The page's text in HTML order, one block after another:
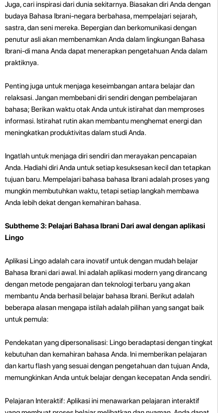
Juga, cari inspirasi dari dunia sekitarnya. Biasakan diri Anda dengan
budaya Bahasa Ibrani-negara berbahasa, mempelajari sejarah,
sastra, dan seni mereka. Bepergian dan berkomunikasi dengan
penutur asli akan membenamkan Anda dalam lingkungan Bahasa
Ibrani-di mana Anda dapat menerapkan pengetahuan Anda dalam
praktiknya.
Penting juga untuk menjaga keseimbangan antara belajar dan
relaksasi. Jangan membebani diri sendiri dengan pembelajaran
bahasa; Berikan waktu otak Anda untuk istirahat dan memproses
informasi. Istirahat rutin akan membantu menghemat energi dan
meningkatkan produktivitas dalam studi Anda.
Ingatlah untuk menjaga diri sendiri dan merayakan pencapaian
Anda. Hadiahi diri Anda untuk setiap kesuksesan kecil dan tetapkan
tujuan baru. Mempelajari bahasa bahasa Ibrani adalah proses yang
mungkin membutuhkan waktu, tetapi setiap langkah membawa
Anda lebih dekat dengan kemahiran bahasa.
Subtheme 3: Pelajari Bahasa Ibrani Dari awal dengan aplikasi
Lingo
Aplikasi Lingo adalah cara inovatif untuk dengan mudah belajar
Bahasa Ibrani dari awal. Ini adalah aplikasi modern yang dirancang
dengan metode pengajaran dan teknologi terbaru yang akan
membantu Anda berhasil belajar bahasa Ibrani. Berikut adalah
beberapa alasan mengapa istilah adalah pilihan yang sangat baik
untuk pemula:
Pendekatan yang dipersonalisasi: Lingo beradaptasi dengan tingkat
kebutuhan dan kemahiran bahasa Anda. Ini memberikan pelajaran
dan kartu flash yang sesuai dengan pengetahuan dan tujuan Anda,
memungkinkan Anda untuk belajar dengan kecepatan Anda sendiri.
Pelajaran Interaktif: Aplikasi ini menawarkan pelajaran interaktif